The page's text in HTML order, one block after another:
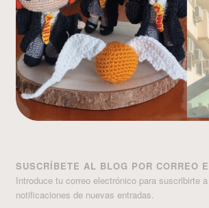
SUSCRÍBETE AL BLOG POR CORREO
Introduce tu correo electrónico para suscribirte
notificaciones de nuevas entradas.